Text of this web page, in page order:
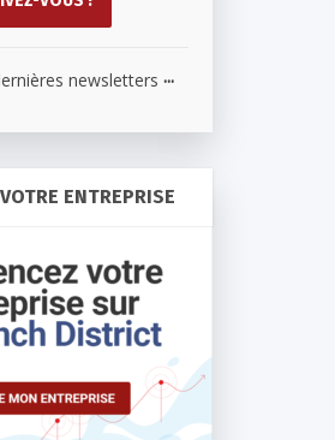
newsletters ...
ENTREPRISE